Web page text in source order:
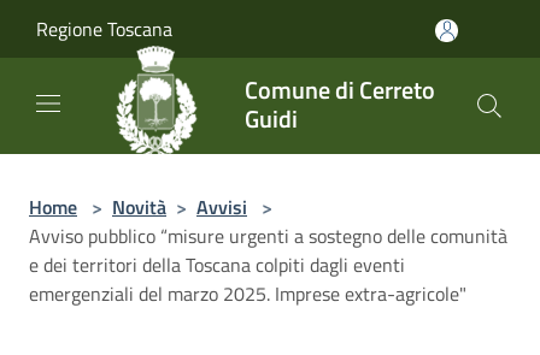
Regione Toscana
Comune di Cerreto
Guidi
Home > Novità > Avvisi >
Avviso pubblico “misure urgenti a sostegno delle comunità
e dei territori della Toscana colpiti dagli eventi
emergenziali del marzo 2025. Imprese extra-agricole"